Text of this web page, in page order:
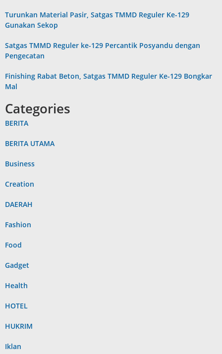
Turunkan Material Pasir, Satgas TMMD Reguler Ke-129
Gunakan Sekop
Satgas TMMD Reguler ke-129 Percantik Posyandu dengan
Pengecatan
Finishing Rabat Beton, Satgas TMMD Reguler Ke-129 Bongkar
Mal
Categories
BERITA
BERITA UTAMA
Business
Creation
DAERAH
Fashion
Food
Gadget
Health
HOTEL
HUKRIM
Iklan